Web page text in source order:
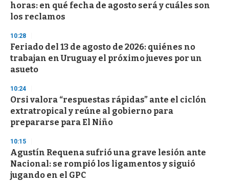
horas: en qué fecha de agosto será y cuáles son
los reclamos
10:28
Feriado del 13 de agosto de 2026: quiénes no
trabajan en Uruguay el próximo jueves por un
asueto
10:24
Orsi valora “respuestas rápidas” ante el ciclón
extratropical y reúne al gobierno para
prepararse para El Niño
10:15
Agustín Requena sufrió una grave lesión ante
Nacional: se rompió los ligamentos y siguió
jugando en el GPC